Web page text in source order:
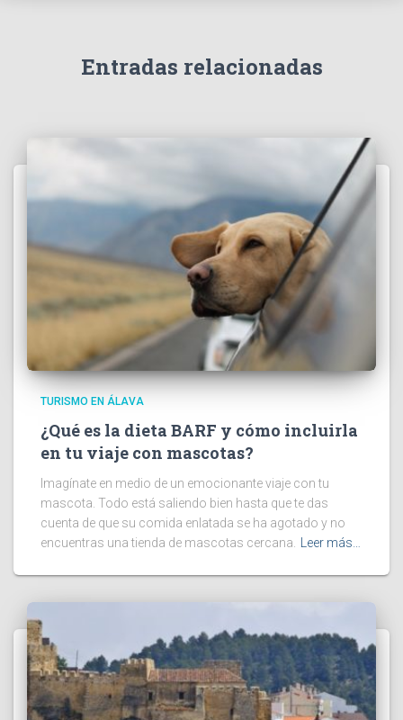
Entradas relacionadas
TURISMO EN ÁLAVA
¿Qué es la dieta BARF y cómo incluirla
en tu viaje con mascotas?
Imagínate en medio de un emocionante viaje con tu
mascota. Todo está saliendo bien hasta que te das
cuenta de que su comida enlatada se ha agotado y no
encuentras una tienda de mascotas cercana.
Leer más…